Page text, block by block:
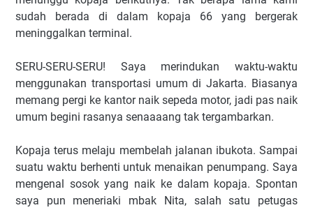
sudah berada di dalam kopaja 66 yang bergerak
meninggalkan terminal.
SERU-SERU-SERU! Saya merindukan waktu-waktu
menggunakan transportasi umum di Jakarta. Biasanya
memang pergi ke kantor naik sepeda motor, jadi pas naik
umum begini rasanya senaaaang tak tergambarkan.
Kopaja terus melaju membelah jalanan ibukota. Sampai
suatu waktu berhenti untuk menaikan penumpang. Saya
mengenal sosok yang naik ke dalam kopaja. Spontan
saya pun meneriaki mbak Nita, salah satu petugas